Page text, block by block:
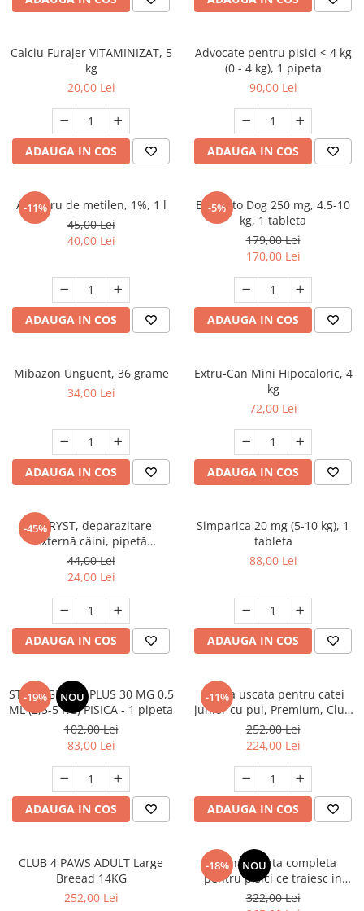
FRESH FARM
MY LOVE
RECOMPENSE
ACCESORII
DIETE VETERINARE
IGIENA SI COSMETICA
IGIENA OCHI SI URECHI
SAMPOANE
AFECTIUNI AURICULARE
AFECTIUNI DERMATOLOGICE
AFECTIUNI DIGESTIVE
AFECTIUNI OCULARE
AFECTIUNI URINARE
LAPTE PRAF
FARMINA
FRESH FARM
ACCESORII
DIETE VETERINARE
IGIENA SI COSMETICA
ASTERNUT SI LITIERE
IGIENA OCHI SI URECHI
SAMPOANE
RECOMPENSE
SUPLIMENTE
AFECTIUNI AURICULARE
AFECTIUNI DERMATOLOGICE
AFECTIUNI HEPATICE
AFECTIUNI OCULARE
IMUNITATE
Calciu Furajer VITAMINIZAT, 5
kg
20,00 Lei
ADAUGA IN COS
Advocate pentru pisici < 4 kg
(0 - 4 kg), 1 pipeta
90,00 Lei
ADAUGA IN COS
-11%
Albastru de metilen, 1%, 1 l
45,00 Lei
40,00 Lei
ADAUGA IN COS
-5%
Bravecto Dog 250 mg, 4.5-10
kg, 1 tableta
179,00 Lei
170,00 Lei
ADAUGA IN COS
Mibazon Unguent, 36 grame
34,00 Lei
ADAUGA IN COS
Extru-Can Mini Hipocaloric, 4
kg
72,00 Lei
ADAUGA IN COS
-45%
FYPRYST, deparazitare
externă câini, pipetă
repelentă, L(20 - 40kg), 1 buc
44,00 Lei
24,00 Lei
ADAUGA IN COS
Simparica 20 mg (5-10 kg), 1
tableta
88,00 Lei
ADAUGA IN COS
-19% NOU
STRONGHOLD PLUS 30 MG 0,5
ML (2,5-5 KG) PISICA - 1 pipeta
102,00 Lei
83,00 Lei
ADAUGA IN COS
-11%
Hrana uscata pentru catei
junior cu pui, Premium, Club
4 Paws, 14 kg
252,00 Lei
224,00 Lei
ADAUGA IN COS
CLUB 4 PAWS ADULT Large
Breead 14KG
252,00 Lei
-18% NOU
Hrana uscata completa
pentru pisici ce traiesc in
casa, Club 4 Paws Premium
322,00 Lei